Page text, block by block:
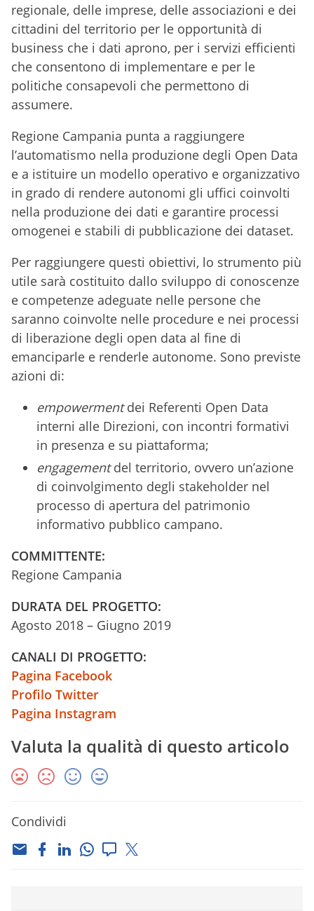
regionale, delle imprese, delle associazioni e dei
cittadini del territorio per le opportunità di
business che i dati aprono, per i servizi efficienti
che consentono di implementare e per le
politiche consapevoli che permettono di
assumere.
Regione Campania punta a raggiungere
l’automatismo nella produzione degli Open Data
e a istituire un modello operativo e organizzativo
in grado di rendere autonomi gli uffici coinvolti
nella produzione dei dati e garantire processi
omogenei e stabili di pubblicazione dei dataset.
Per raggiungere questi obiettivi, lo strumento più
utile sarà costituito dallo sviluppo di conoscenze
e competenze adeguate nelle persone che
saranno coinvolte nelle procedure e nei processi
di liberazione degli open data al fine di
emanciparle e renderle autonome. Sono previste
azioni di:
empowermentdei Referenti Open Data
interni alle Direzioni, con incontri formativi
in presenza e su piattaforma;
engagementdel territorio, ovvero un’azione
di coinvolgimento degli stakeholder nel
processo di apertura del patrimonio
informativo pubblico campano.
COMMITTENTE:
Regione Campania
DURATA DEL PROGETTO:
Agosto 2018 – Giugno 2019
CANALI DI PROGETTO:
Pagina Facebook
Profilo Twitter
Pagina Instagram
Valuta la qualità di questo articolo
Condividi